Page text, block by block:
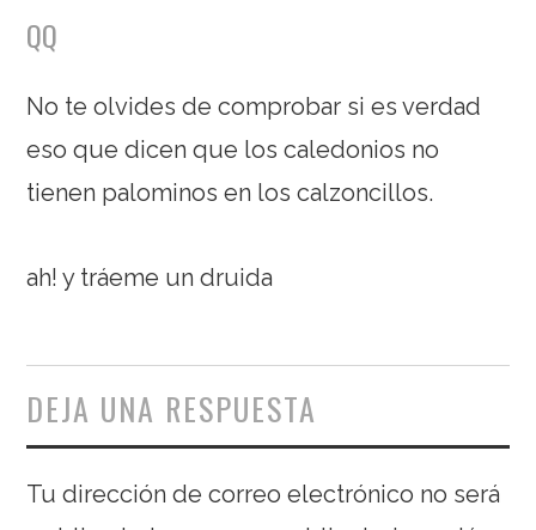
QQ
No te olvides de comprobar si es verdad
eso que dicen que los caledonios no
tienen palominos en los calzoncillos.
ah! y tráeme un druida
DEJA UNA RESPUESTA
Tu dirección de correo electrónico no será